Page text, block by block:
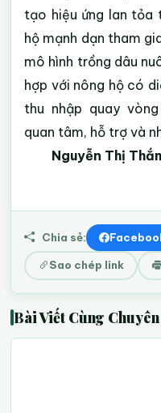
tạo hiệu ứng lan tỏa
hộ mạnh dạn tham
mô hình trồng dâu
hợp với nông hộ có
thu nhập quay
quan tâm, hỗ trợ và
Nguyễn Thị
Chia sẻ:
Sao chép link
Bài Viết Cùng